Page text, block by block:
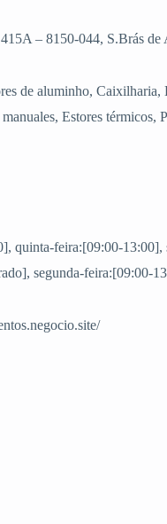
– 8150-044, S.Brás de
de aluminho, Caixilharia,
Estores térmicos,
quinta-feira:[09:00-
segunda-feira:[09:00-